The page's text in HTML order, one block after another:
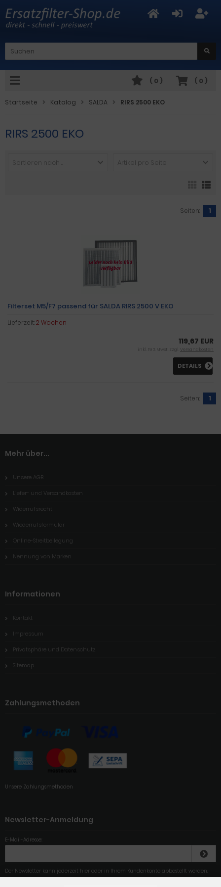
( 0 )
( 0 )
Startseite Katalog SALDA RIRS 2500 EKO
RIRS 2500 EKO
Sortieren nach ... Artikel pro Seite
Seiten: 1
Filterset M5/F7 passend für SALDA RIRS 2500 V EKO
Lieferzeit:2 Wochen
119,67 EUR
inkl. 19 % MwSt. zzgl. Versandkosten
DETAILS
Seiten: 1
Mehr über...
Unsere AGB
Liefer- und Versandkosten
Widerrufsrecht
Wiederrufsformular
Online-Streitbeilegung
Nennung von Marken
Informationen
Kontakt
Impressum
Privatsphäre und Datenschutz
Sitemap
Zahlungsmethoden
Unsere Zahlungsmethoden
Newsletter-Anmeldung
E-Mail-Adresse:
Der Newsletter kann jederzeit hier oder in Ihrem Kundenkonto abbestellt werden.